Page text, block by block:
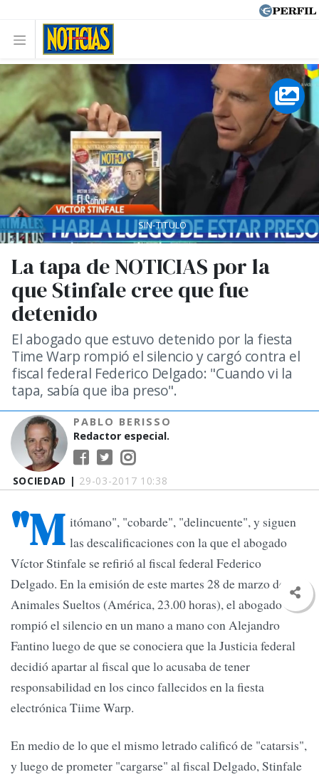
SOCIEDAD | 29-03-2017 10:38
La tapa de NOTICIAS por la
que Stinfale cree que fue
detenido
El abogado que estuvo detenido por la fiesta
Time Warp rompió el silencio y cargó contra el
fiscal federal Federico Delgado: "Cuando vi la
tapa, sabía que iba preso".
PABLO BERISSO
Redactor especial.
SIN-TITULO
"M itómano", "cobarde", "delincuente", y siguen
las descalificaciones con la que el abogado
Víctor Stinfale se refirió al fiscal federal Federico
Delgado. En la emisión de este martes 28 de marzo de
Animales Sueltos (América, 23.00 horas), el abogado
rompió el silencio en un mano a mano con Alejandro
Fantino luego de que se conociera que la Justicia federal
decidió apartar al fiscal que lo acusaba de tener
responsabilidad en los cinco fallecidos en la fiesta
electrónica Tiime Warp.
En medio de lo que el mismo letrado calificó de "catarsis",
y luego de prometer "cargarse" al fiscal Delgado, Stinfale